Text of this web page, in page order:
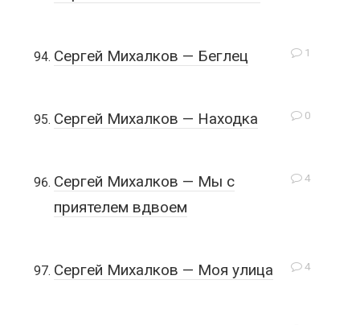
1
Сергей Михалков — Беглец
0
Сергей Михалков — Находка
4
Сергей Михалков — Мы с
приятелем вдвоем
4
Сергей Михалков — Моя улица